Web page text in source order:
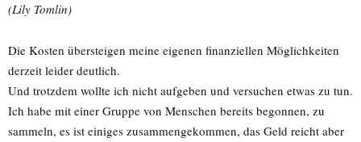
(Lily Tomlin)
Die Kosten übersteigen meine eigenen finanziellen Möglichkeiten
derzeit leider deutlich.
Und trotzdem wollte ich nicht aufgeben und versuchen etwas zu tun.
Ich habe mit einer Gruppe von Menschen bereits begonnen, zu
sammeln, es ist einiges zusammengekommen, das Geld reicht aber